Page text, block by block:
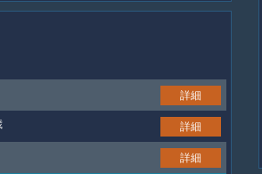
詳細
詳細
詳細